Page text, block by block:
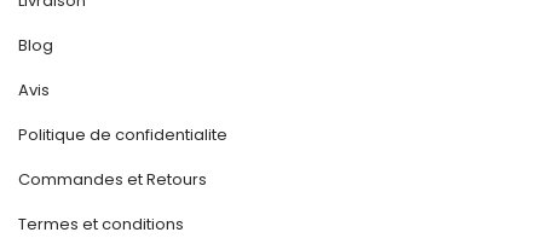
Blog
Avis
Politique de confidentialite
Commandes et Retours
Termes et conditions